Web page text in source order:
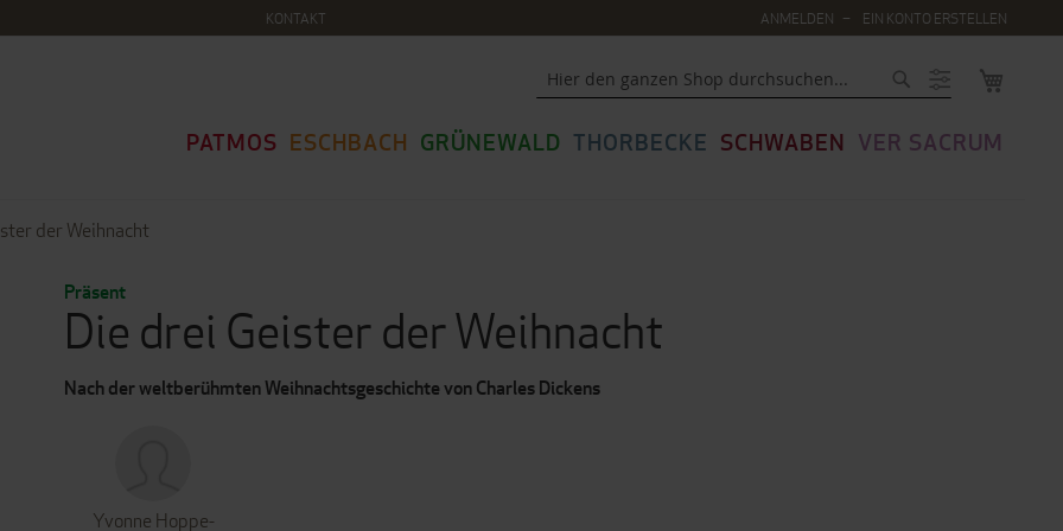
KONTAKT ANMELDEN EIN KONTO ERSTELLEN
PATMOS ESCHBACH GRÜNEWALD THORBECKE SCHWABEN VER SACRUM
der Weihnacht
Präsent
Die drei Geister der Weihnacht
Nach der weltberühmten Weihnachtsgeschichte von Charles Dickens
Yvonne Hoppe-